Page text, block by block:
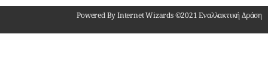
Powered By Internet Wizards ©2021 Εναλλακτική Δράση